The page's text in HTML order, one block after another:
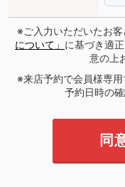
※ご入力いただいたお客
について」 に基づき適
意の上
※来店予約で会員様専
予約日時の